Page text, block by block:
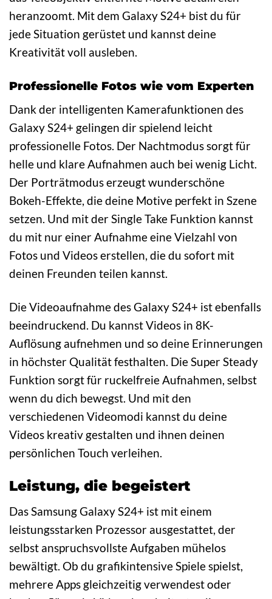
heranzoomt. Mit dem Galaxy S24+ bist du für
jede Situation gerüstet und kannst deine
Kreativität voll ausleben.
Professionelle Fotos wie vom Experten
Dank der intelligenten Kamerafunktionen des
Galaxy S24+ gelingen dir spielend leicht
professionelle Fotos. Der Nachtmodus sorgt für
helle und klare Aufnahmen auch bei wenig Licht.
Der Porträtmodus erzeugt wunderschöne
Bokeh-Effekte, die deine Motive perfekt in Szene
setzen. Und mit der Single Take Funktion kannst
du mit nur einer Aufnahme eine Vielzahl von
Fotos und Videos erstellen, die du sofort mit
deinen Freunden teilen kannst.
Die Videoaufnahme des Galaxy S24+ ist ebenfalls
beeindruckend. Du kannst Videos in 8K-
Auflösung aufnehmen und so deine Erinnerungen
in höchster Qualität festhalten. Die Super Steady
Funktion sorgt für ruckelfreie Aufnahmen, selbst
wenn du dich bewegst. Und mit den
verschiedenen Videomodi kannst du deine
Videos kreativ gestalten und ihnen deinen
persönlichen Touch verleihen.
Leistung, die begeistert
Das Samsung Galaxy S24+ ist mit einem
leistungsstarken Prozessor ausgestattet, der
selbst anspruchsvollste Aufgaben mühelos
bewältigt. Ob du grafikintensive Spiele spielst,
mehrere Apps gleichzeitig verwendest oder